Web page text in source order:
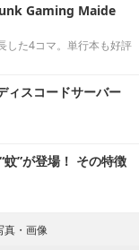
Gaming Maide
した4コマ。単行本も好評
スコードサーバー
蚊”が登場！ その特徴
真・画像